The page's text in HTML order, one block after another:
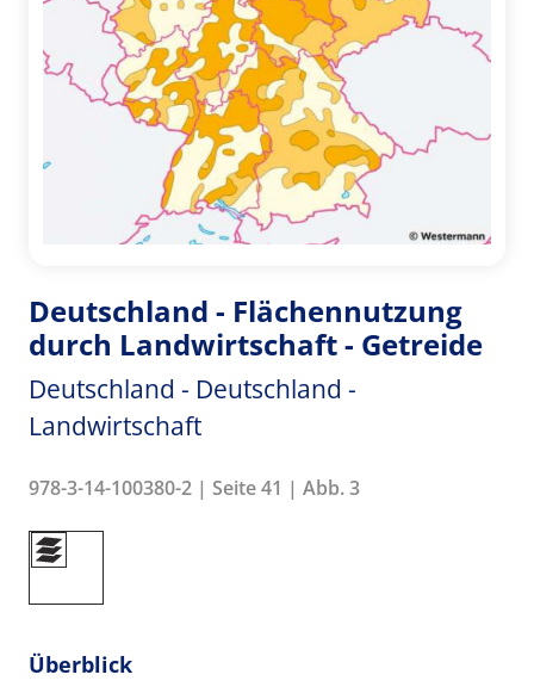
Deutschland - Flächennutzung
durch Landwirtschaft - Getreide
Deutschland - Deutschland -
Landwirtschaft
978-3-14-100380-2 | Seite 41 | Abb. 3
Überblick